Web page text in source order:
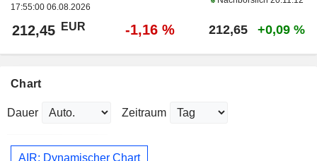
17:55:00 06.08.2026
212,45 EUR -1,16 % 212,65 +0,09 %
Chart
Dauer Zeitraum
AIR: Dynamischer Chart